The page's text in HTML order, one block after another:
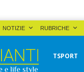
NOTIZIE RUBRICHE
TSPORT